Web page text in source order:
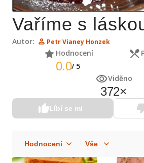
Vaříme s
Autor: Petr Vianey Honzek
Hodnocení
0.0/ 5
Viděno
372×
Líbí se mi